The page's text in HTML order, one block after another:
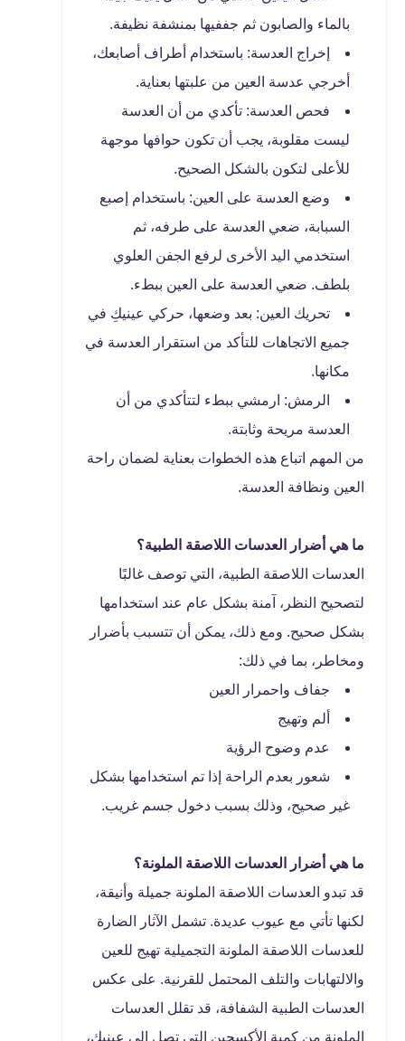
بالماء والصابون ثم جففيها بمنشفة نظيفة.
إخراج العدسة: باستخدام أطراف أصابعك،
أخرجي عدسة العين من علبتها بعناية.
فحص العدسة: تأكدي من أن العدسة
ليست مقلوبة، يجب أن تكون حوافها موجهة
للأعلى لتكون بالشكل الصحيح.
وضع العدسة على العين: باستخدام إصبع
السبابة، ضعي العدسة على طرفه، ثم
استخدمي اليد الأخرى لرفع الجفن العلوي
بلطف. ضعي العدسة على العين ببطء.
تحريك العين: بعد وضعها، حركي عينيكِ في
جميع الاتجاهات للتأكد من استقرار العدسة في
مكانها.
الرمش: ارمشي ببطء لتتأكدي من أن
العدسة مريحة وثابتة.
من المهم اتباع هذه الخطوات بعناية لضمان راحة
العين ونظافة العدسة.
ما هي أضرار العدسات اللاصقة الطبية؟
العدسات اللاصقة الطبية، التي توصف غالبًا
لتصحيح النظر، آمنة بشكل عام عند استخدامها
بشكل صحيح. ومع ذلك، يمكن أن تتسبب بأضرار
ومخاطر، بما في ذلك:
جفاف واحمرار العين
ألم وتهيج
عدم وضوح الرؤية
شعور بعدم الراحة إذا تم استخدامها بشكل
غير صحيح، وذلك بسبب دخول جسم غريب.
ما هي أضرار العدسات اللاصقة الملونة؟
قد تبدو العدسات اللاصقة الملونة جميلة وأنيقة،
لكنها تأتي مع عيوب عديدة. تشمل الآثار الضارة
للعدسات اللاصقة الملونة التجميلية تهيج للعين
والالتهابات والتلف المحتمل للقرنية. على عكس
العدسات الطبية الشفافة، قد تقلل العدسات
الملونة من كمية الأكسجين التي تصل إلى عينيك،